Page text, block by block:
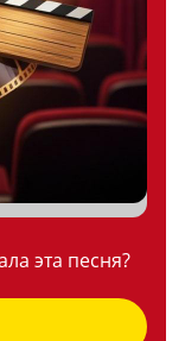
эта песня?